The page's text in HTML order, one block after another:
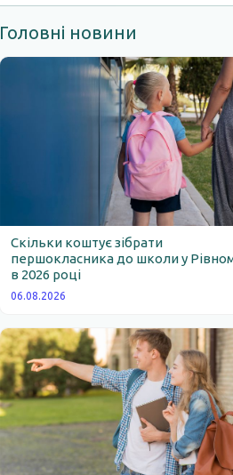
Головні новини
Скільки коштує зібрати
першокласника до школи у
в 2026 році
06.08.2026